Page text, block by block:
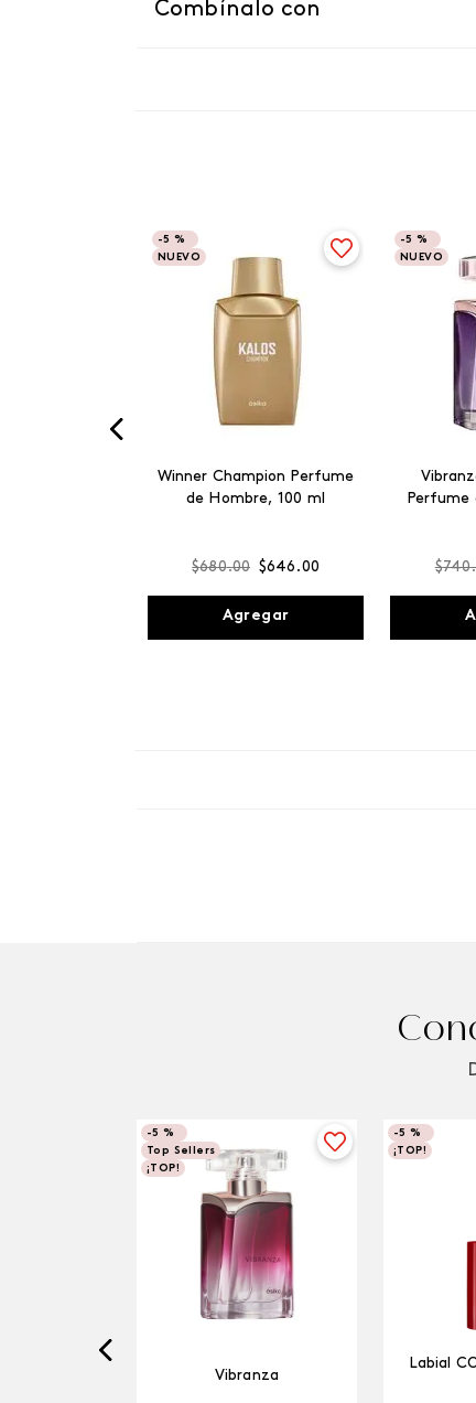
Combínalo con
-5 %
NUEVO
Winner Champion Perfume
de Hombre, 100 ml
$680.00 $646 .00
Agregar
-5 %
NUEVO
Perfume
$740.
-5 %
Top Sellers
¡TOP!
Vibranza
-5 %
¡TOP!
Labial